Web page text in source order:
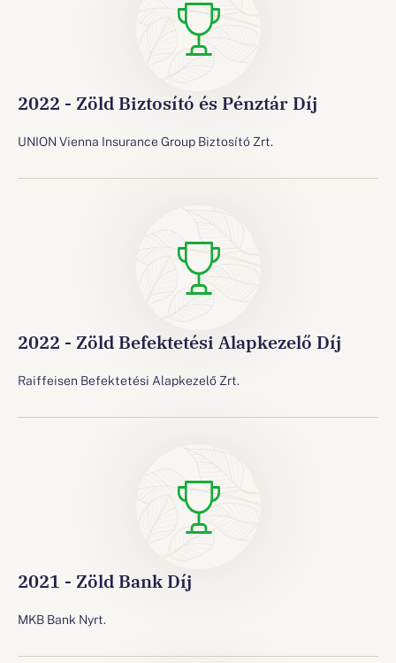
2022 - Zöld Biztosító és Pénztár Díj
UNION Vienna Insurance Group Biztosító Zrt.
2022 - Zöld Befektetési Alapkezelő Díj
Raiffeisen Befektetési Alapkezelő Zrt.
2021 - Zöld Bank Díj
MKB Bank Nyrt.